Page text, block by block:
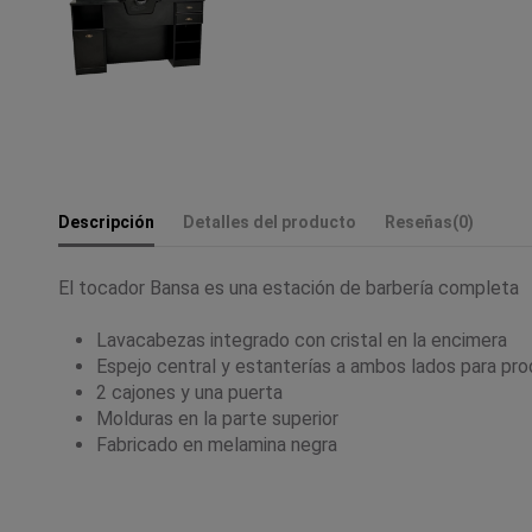
Descripción Detalles del producto Reseñas(0)
El tocador Bansa es una estación de barbería completa
Lavacabezas integrado con cristal en la encimera
Espejo central y estanterías a ambos lados para
2 cajones y una puerta
Molduras en la parte superior
Fabricado en melamina negra